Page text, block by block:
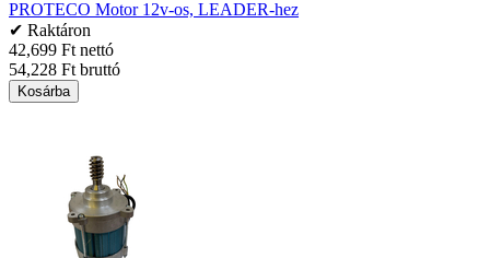
PROTECO Motor 12v-os, LEADER-hez
✔ Raktáron
42,699 Ft nettó
54,228 Ft bruttó
Kosárba